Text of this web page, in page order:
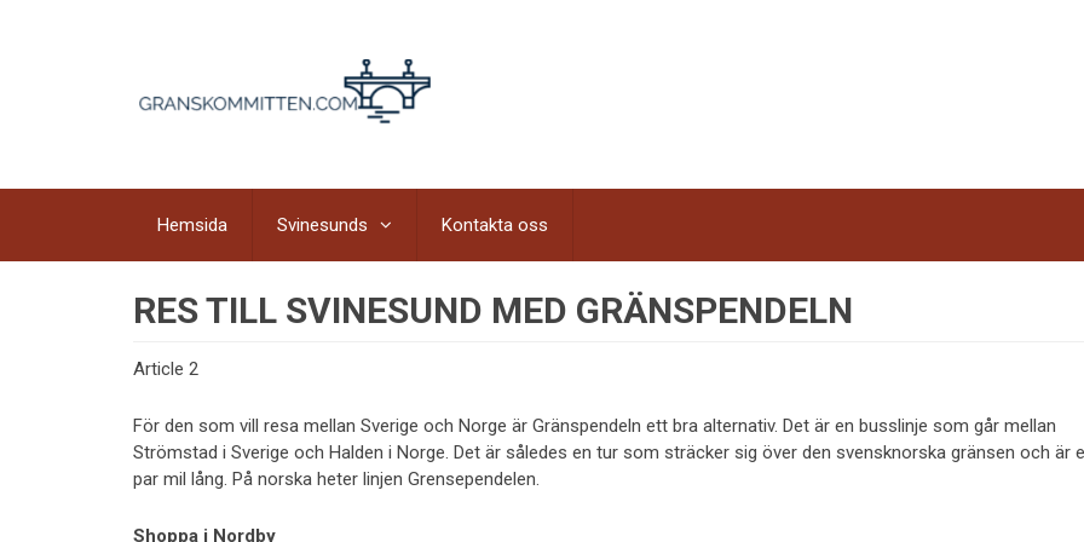
Hemsida Svinesunds Kontakta oss
RES TILL SVINESUND MED GRÄNSPENDELN
Article 2
För den som vill resa mellan Sverige och Norge är Gränspendeln ett bra alternativ. Det är en busslinje som går mellan
Strömstad i Sverige och Halden i Norge. Det är således en tur som sträcker sig över den svensknorska gränsen och är
par mil lång. På norska heter linjen Grensependelen.
Shoppa i Nordby